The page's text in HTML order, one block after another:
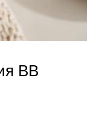
ВВ